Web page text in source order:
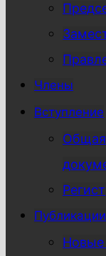
Члены
Вступление
Публикации
Новые